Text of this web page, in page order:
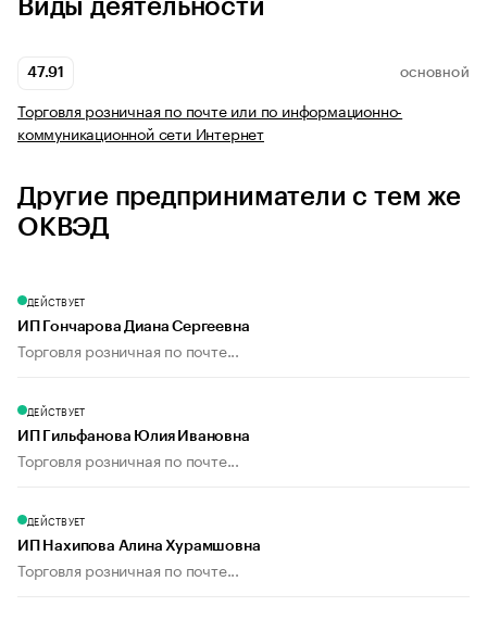
Виды деятельности
47.91 ОСНОВНОЙ
Торговля розничная по почте или по информационно-
коммуникационной сети Интернет
Другие предприниматели с тем же
ОКВЭД
ДЕЙСТВУЕТ
ИП Гончарова Диана Сергеевна
Торговля розничная по почте...
ДЕЙСТВУЕТ
ИП Гильфанова Юлия Ивановна
Торговля розничная по почте...
ДЕЙСТВУЕТ
ИП Нахипова Алина Хурамшовна
Торговля розничная по почте...